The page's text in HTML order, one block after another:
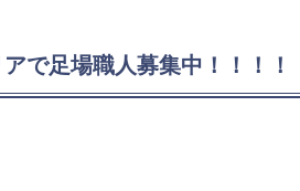
で足場職人募集中！！！！